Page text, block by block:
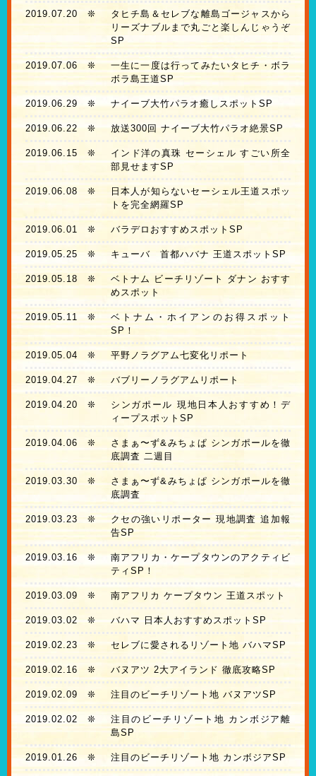
2019.07.20 ❊
タヒチ島＆セレブな離島ゴージャスから
リーズナブルまで丸ごと楽しんじゃうぞ
SP
2019.07.06❊
一生に一度は行ってみたいタヒチ・ボラ
ボラ島王道SP
2019.06.29 ❊ ナイーブ大竹パラオ癒しスポットSP
2019.06.22 ❊ 放送300回 ナイーブ大竹パラオ絶景SP
2019.06.15 ❊
インド洋の真珠 セーシェル すごい所全
部見せますSP
2019.06.08 ❊
日本人が知らないセーシェル王道スポッ
トを完全網羅SP
2019.06.01 ❊ バラデロおすすめスポットSP
2019.05.25 ❊ キューバ 首都ハバナ 王道スポットSP
2019.05.18 ❊
ベトナム ビーチリゾート ダナン おすす
めスポット
2019.05.11 ❊
ベトナム・ホイアンのお得スポット
SP！
2019.05.04 ❊ 平野ノラグアム七変化リポート
2019.04.27 ❊ バブリーノラグアムリポート
2019.04.20 ❊
シンガポール 現地日本人おすすめ！デ
ィープスポットSP
2019.04.06 ❊
さまぁ〜ず&みちょぱ シンガポールを徹
底調査 二週目
2019.03.30 ❊
さまぁ〜ず&みちょぱ シンガポールを徹
底調査
2019.03.23 ❊
クセの強いリポーター 現地調査 追加報
告SP
2019.03.16 ❊
南アフリカ・ケープタウンのアクティビ
ティSP！
2019.03.09 ❊ 南アフリカ ケープタウン 王道スポット
2019.03.02❊ バハマ 日本人おすすめスポットSP
2019.02.23 ❊ セレブに愛されるリゾート地 バハマSP
2019.02.16 ❊ バヌアツ 2大アイランド 徹底攻略SP
2019.02.09 ❊ 注目のビーチリゾート地 バヌアツSP
2019.02.02 ❊
注目のビーチリゾート地 カンボジア離
島SP
2019.01.26❊ 注目のビーチリゾート地 カンボジアSP